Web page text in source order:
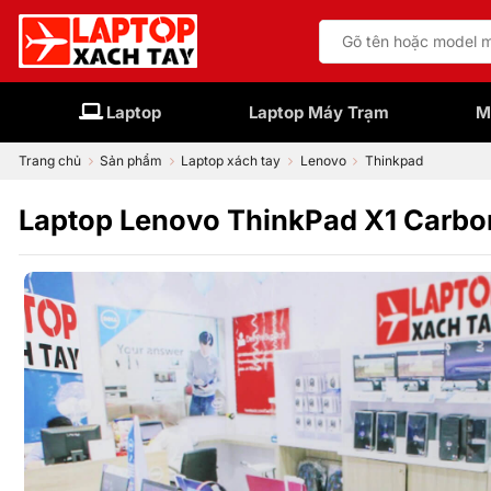
Bỏ
qua
nội
dung
Tìm
kiếm:
Laptop Laptop Máy Trạm
Trang chủ Sản phẩm Laptop xách tay Lenovo Thinkpad
Laptop Lenovo ThinkPad X1